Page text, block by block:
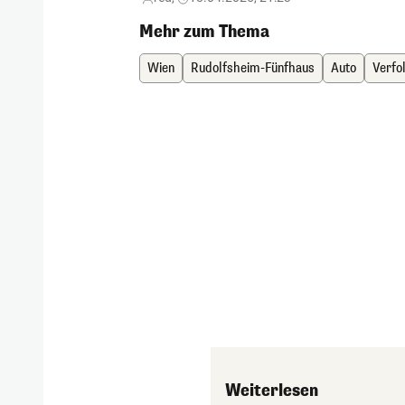
Mehr zum Thema
Wien Rudolfsheim-Fünfhaus Auto
Weiterlesen